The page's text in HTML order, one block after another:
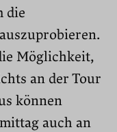
die
Möglichkeit,
an der Tour
können
auch an